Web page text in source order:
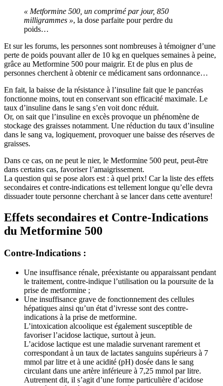
« Metformine 500, un comprimé par jour, 850
milligrammes », la dose parfaite pour perdre du
poids…
Et sur les forums, les personnes sont nombreuses à témoigner d’une
perte de poids pouvant aller de 10 kg en quelques semaines à peine,
grâce au Metformine 500 pour maigrir. Et de plus en plus de
personnes cherchent à obtenir ce médicament sans ordonnance…
En fait, la baisse de la résistance à l’insuline fait que le pancréas
fonctionne moins, tout en conservant son efficacité maximale. Le
taux d’insuline dans le sang s’en voit donc réduit.
Or, on sait que l’insuline en excès provoque un phénomène de
stockage des graisses notamment. Une réduction du taux d’insuline
dans le sang va, logiquement, provoquer une baisse des réserves de
graisses.
Dans ce cas, on ne peut le nier, le Metformine 500 peut, peut-être
dans certains cas, favoriser l’amaigrissement.
La question qui se pose alors est : à quel prix! Car la liste des effets
secondaires et contre-indications est tellement longue qu’elle devra
dissuader toute personne cherchant à se lancer dans cette aventure!
Effets secondaires et Contre-Indications
du Metformine 500
Contre-Indications :
Une insuffisance rénale, préexistante ou apparaissant pendant
le traitement, contre-indique l’utilisation ou la poursuite de la
prise de metformine ;
Une insuffisance grave de fonctionnement des cellules
hépatiques ainsi qu’un état d’ivresse sont des contre-
indications à la prise de metformine.
L’intoxication alcoolique est également susceptible de
favoriser l’acidose lactique, surtout à jeun.
L’acidose lactique est une maladie survenant rarement et
correspondant à un taux de lactates sanguins supérieurs à 7
mmol par litre et à une acidité (pH) dosée dans le sang
circulant dans une artère inférieure à 7,25 mmol par litre.
Autrement dit, il s’agit d’une forme particulière d’acidose